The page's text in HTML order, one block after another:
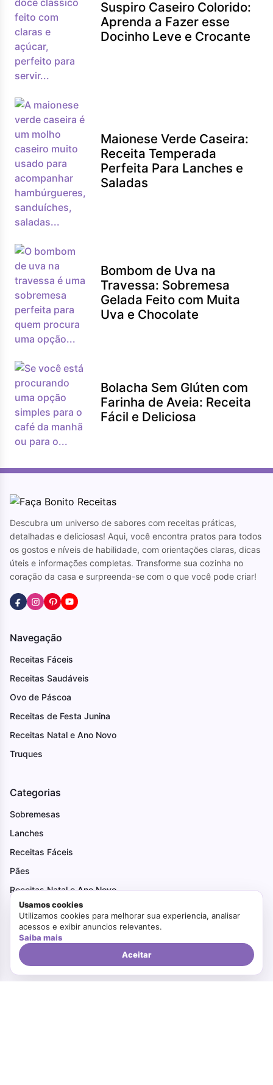
Suspiro Caseiro Colorido:
Aprenda a Fazer esse
Docinho Leve e Crocante
Maionese Verde Caseira:
Receita Temperada
Perfeita Para Lanches e
Saladas
Bombom de Uva na
Travessa: Sobremesa
Gelada Feito com Muita
Uva e Chocolate
Bolacha Sem Glúten com
Farinha de Aveia: Receita
Fácil e Deliciosa
Descubra um universo de sabores com receitas práticas,
detalhadas e deliciosas! Aqui, você encontra pratos para todos
os gostos e níveis de habilidade, com orientações claras, dicas
úteis e informações completas. Transforme sua cozinha no
coração da casa e surpreenda-se com o que você pode criar!
Navegação
Receitas Fáceis
Receitas Saudáveis
Ovo de Páscoa
Receitas de Festa Junina
Receitas Natal e Ano Novo
Truques
Categorias
Sobremesas
Lanches
Receitas Fáceis
Pães
Receitas Natal e Ano Novo
Receitas de Festa Junina
Tortas
Receitas Saudáveis
Institucional
Usamos cookies
Utilizamos cookies para melhorar sua experiencia, analisar
acessos e exibir anuncios relevantes.
Saiba mais
Aceitar